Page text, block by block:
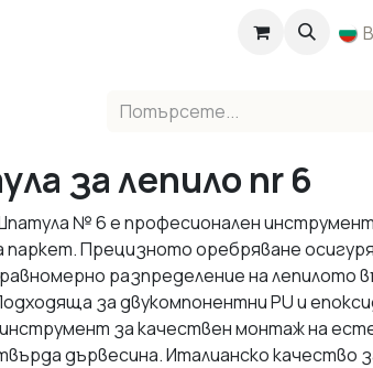
за лепило nr 6
№ 6 е професионален
паркет. Прецизното оребряване
разпределение на лепилото
за двукомпонентни PU и
за качествен монтаж на
дървесина. Италианско качество